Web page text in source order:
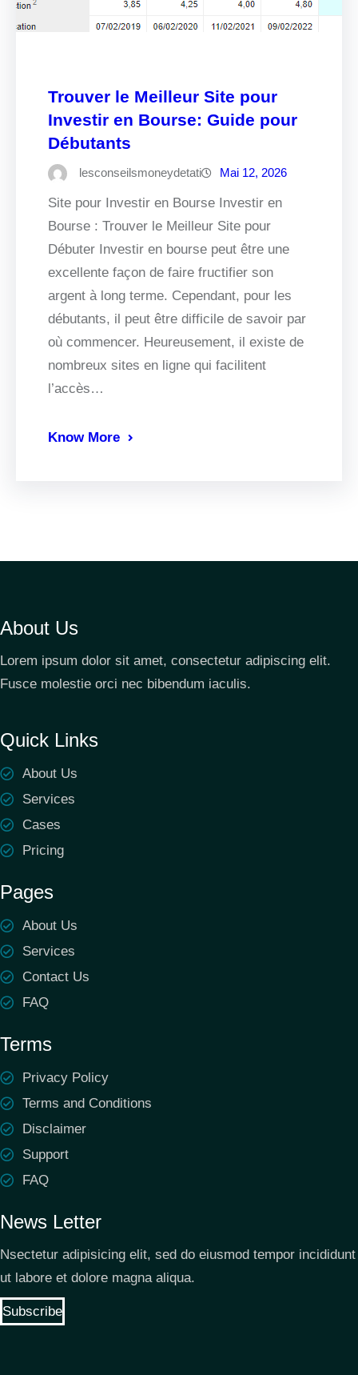
Trouver le Meilleur Site pour
Investir en Bourse: Guide pour
Débutants
lesconseilsmoneydetati Mai 12, 2026
Site pour Investir en Bourse Investir en
Bourse : Trouver le Meilleur Site pour
Débuter Investir en bourse peut être une
excellente façon de faire fructifier son
argent à long terme. Cependant, pour les
débutants, il peut être difficile de savoir par
où commencer. Heureusement, il existe de
nombreux sites en ligne qui facilitent
l’accès…
Know More
About Us
Lorem ipsum dolor sit amet, consectetur adipiscing elit.
Fusce molestie orci nec bibendum iaculis.
Quick Links
About Us
Services
Cases
Pricing
Pages
About Us
Services
Contact Us
FAQ
Terms
Privacy Policy
Terms and Conditions
Disclaimer
Support
FAQ
News Letter
Nsectetur adipisicing elit, sed do eiusmod tempor incididunt
ut labore et dolore magna aliqua.
Subscribe